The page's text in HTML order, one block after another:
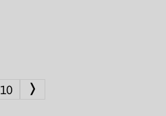
10 ❭